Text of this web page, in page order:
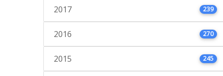
2017 239
2016 270
2015 245